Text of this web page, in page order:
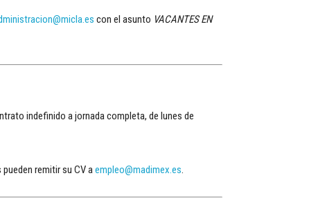
con el asunto VACANTES EN
indefinido a jornada completa, de lunes de
remitir su CV a empleo@madimex.es